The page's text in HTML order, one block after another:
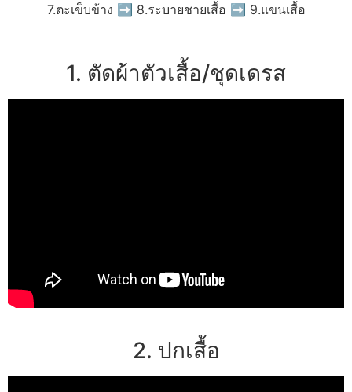
7.ตะเข็บข้าง ➡ 8.ระบายชายเสื้อ ➡ 9.แขนเสื้อ
1. ตัดผ้าตัวเสื้อ/ชุดเดรส
2. ปกเสื้อ